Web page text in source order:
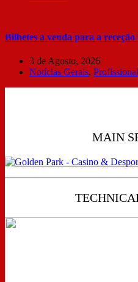
Bilhetes à venda para a
3 de Agosto, 2026
Notícias Gerais, Profissional
MAIN